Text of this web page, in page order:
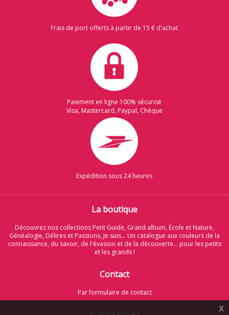
x
Frais de port offerts à partir de 15 € d'achat
Paiement en ligne 100% sécurisé
Visa, Mastercard, Paypal, Chèque
Expédition sous 24 heures
La boutique
Découvrez nos collections Petit Guide, Grand album, École et Nature,
Généalogie, Délires et Passions, Je suis... Un catalogue aux couleurs de la
connaissance, du savoir, de l'évasion et de la découverte... pour les petits
et les grands !
Contact
Par formulaire de contact